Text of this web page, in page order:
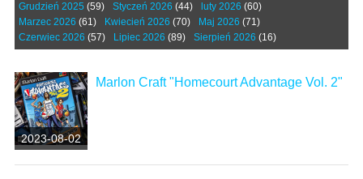
Grudzień 2025 (59) Styczeń 2026 (44) luty 2026 (60)
Marzec 2026 (61) Kwiecień 2026 (70) Maj 2026 (71)
Czerwiec 2026 (57) Lipiec 2026 (89) Sierpień 2026 (16)
2023-08-02
Marlon Craft "Homecourt Advantage Vol. 2"